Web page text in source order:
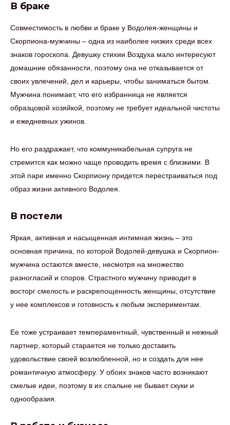
В браке
Совместимость в любви и браке у Водолея-женщины и
Скорпиона-мужчины – одна из наиболее низких среди всех
знаков гороскопа. Девушку стихии Воздуха мало интересуют
домашние обязанности, поэтому она не отказывается от
своих увлечений, дел и карьеры, чтобы заниматься бытом.
Мужчина понимает, что его избранница не является
образцовой хозяйкой, поэтому не требует идеальной чистоты
и ежедневных ужинов.
Но его раздражает, что коммуникабельная супруга не
стремится как можно чаще проводить время с близкими. В
этой паре именно Скорпиону придется перестраиваться под
образ жизни активного Водолея.
В постели
Яркая, активная и насыщенная интимная жизнь – это
основная причина, по которой Водолей-девушка и Скорпион-
мужчина остаются вместе, несмотря на множество
разногласий и споров. Страстного мужчину приводит в
восторг смелость и раскрепощенность женщины, отсутствие
у нее комплексов и готовность к любым экспериментам.
Ее тоже устраивает темпераментный, чувственный и нежный
партнер, который старается не только доставить
удовольствие своей возлюбленной, но и создать для нее
романтичную атмосферу. У обоих знаков часто возникают
смелые идеи, поэтому в их спальне не бывает скуки и
однообразия.